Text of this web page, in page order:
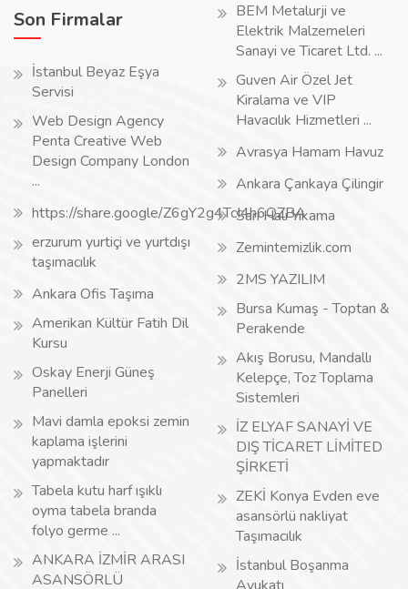
Son Firmalar
İstanbul Beyaz Eşya
Servisi
Web Design Agency
Penta Creative Web
Design Company London
...
https://share.google/Z6gY2g4TcI4h6QZBA
erzurum yurtiçi ve yurtdışı
taşımacılık
Ankara Ofis Taşıma
Amerikan Kültür Fatih Dil
Kursu
Oskay Enerji Güneş
Panelleri
Mavi damla epoksi zemin
kaplama işlerini
yapmaktadır
Tabela kutu harf ışıklı
oyma tabela branda
folyo germe ...
ANKARA İZMİR ARASI
ASANSÖRLÜ
BEM Metalurji ve
Elektrik Malzemeleri
Sanayi ve Ticaret Ltd. ...
Guven Air Özel Jet
Kiralama ve VIP
Havacılık Hizmetleri ...
Avrasya Hamam Havuz
Ankara Çankaya Çilingir
Sarı Halı Yıkama
Zemintemizlik.com
2MS YAZILIM
Bursa Kumaş - Toptan &
Perakende
Akış Borusu, Mandallı
Kelepçe, Toz Toplama
Sistemleri
İZ ELYAF SANAYİ VE
DIŞ TİCARET LİMİTED
ŞİRKETİ
ZEKİ Konya Evden eve
asansörlü nakliyat
Taşımacılık
İstanbul Boşanma